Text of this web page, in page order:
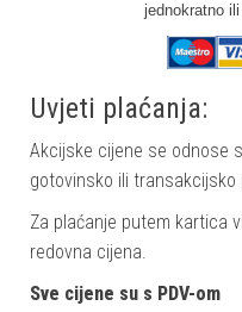
jednokratno
Uvjeti plaćanja:
Akcijske cijene se odnose
gotovinsko ili transakcijsko
Za plaćanje putem kartica
redovna cijena.
Sve cijene su s PDV-om